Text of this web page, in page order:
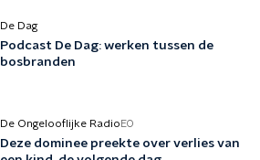
De Dag
Podcast De Dag: werken tussen de
bosbranden
De Ongelooflijke Radio EO
Deze dominee preekte over verlies van